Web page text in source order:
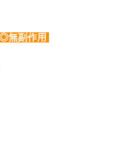
無副作用